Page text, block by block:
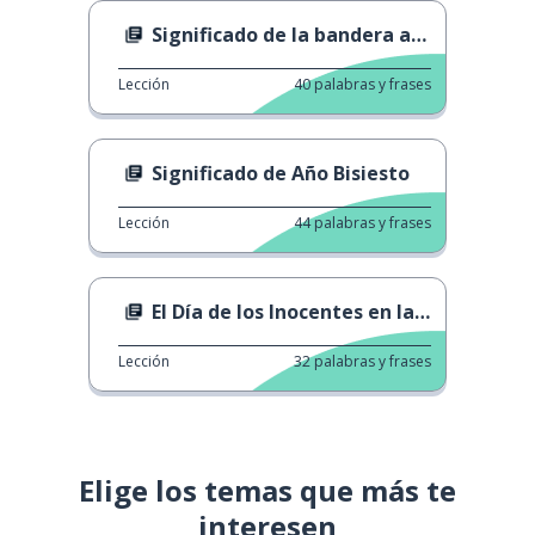
Significado de la bandera arcoíris
Lección 40palabras y frases
Significado de Año Bisiesto
Lección 44palabras y frases
El Día de los Inocentes en la Dinastía Joseon
Lección 32palabras y frases
Elige los temas que más te
interesen